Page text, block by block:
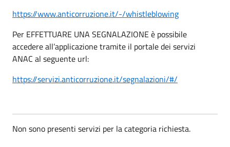
https://www.anticorruzione.it/-/whistleblowing
Per EFFETTUARE UNA SEGNALAZIONE è possibile
accedere all’applicazione tramite il portale dei servizi
ANAC al seguente url:
https://servizi.anticorruzione.it/segnalazioni/#/
Non sono presenti servizi per la categoria richiesta.